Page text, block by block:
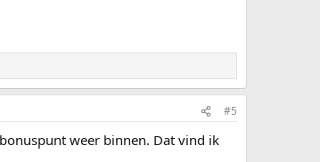
#5
weer binnen. Dat vind ik